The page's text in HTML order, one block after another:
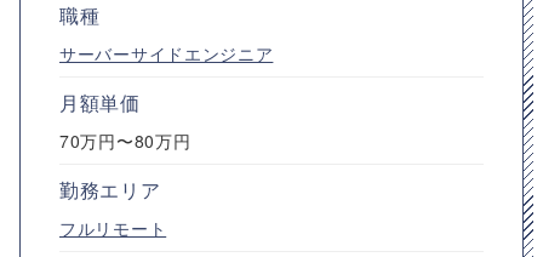
職種
サーバーサイドエンジニア
月額単価
70万円〜80万円
勤務エリア
フルリモート